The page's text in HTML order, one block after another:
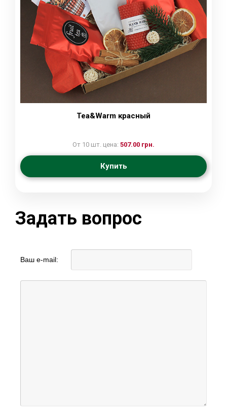
Tea&Warm красный
От 10 шт. цена: 507.00 грн.
Купить
Задать вопрос
Ваш e-mail: